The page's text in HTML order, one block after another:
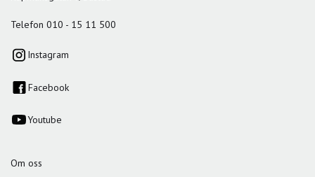
Telefon 010 - 15 11 500
Instagram
Facebook
Youtube
Om oss